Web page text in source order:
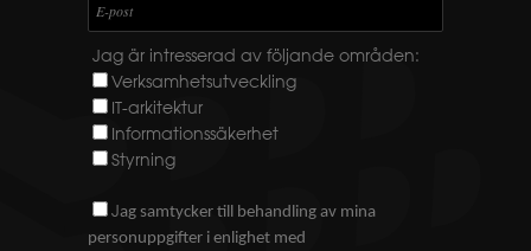
E-post
Jag är intresserad av följande områden:
Verksamhetsutveckling
IT-arkitektur
Informationssäkerhet
Styrning
Jag samtycker till behandling av mina
personuppgifter i enlighet med